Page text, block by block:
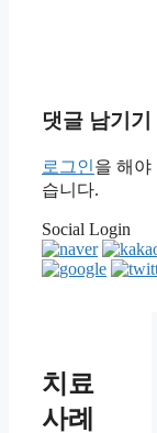
댓글 남기기
로그인을 해야
습니다.
Social Login
치료
사례